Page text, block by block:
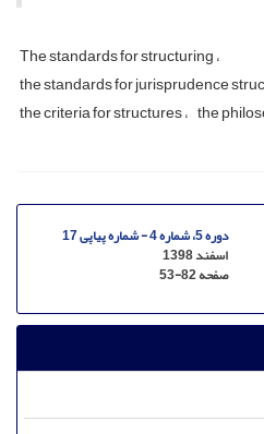
The standards for structuring
the standards for jurisprudence
the criteria for structures the
دوره 5، شماره 4 - شماره پیاپی 17
اسفند 1398
صفحه53-82